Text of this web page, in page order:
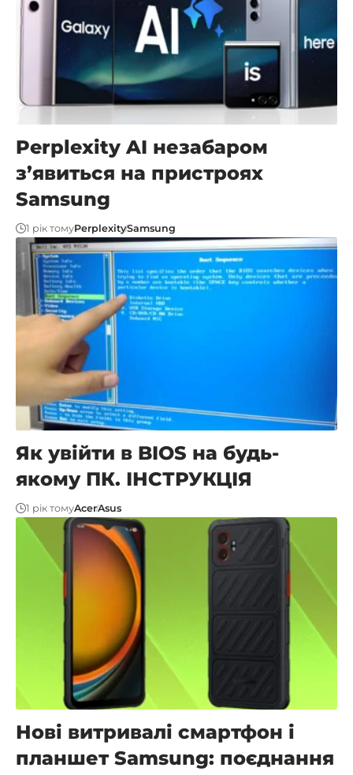
Perplexity AI незабаром
з’явиться на пристроях
Samsung
1 рік томуPerplexitySamsung
Як увійти в BIOS на будь-
якому ПК. ІНСТРУКЦІЯ
1 рік томуAcerAsus
Нові витривалі смартфон і
планшет Samsung: поєднання